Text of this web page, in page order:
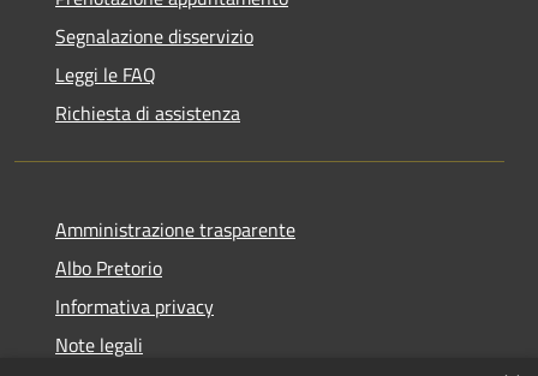
Segnalazione disservizio
Leggi le FAQ
Richiesta di assistenza
Amministrazione trasparente
Albo Pretorio
Informativa privacy
Note legali